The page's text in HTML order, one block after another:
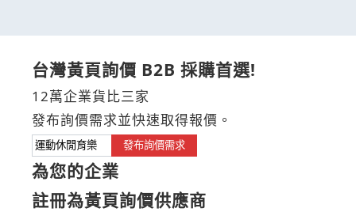
台灣黃頁詢價 B2B 採購首選!
12萬企業貨比三家
發布詢價需求並快速取得報價。
發布詢價需求
為您的企業
註冊為黃頁詢價供應商